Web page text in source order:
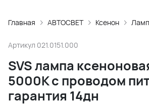
Главная АВТОСВЕТ Ксенон
Артикул 021.0151.000
SVS лампа
5000K с проводом
гарантия 14дн